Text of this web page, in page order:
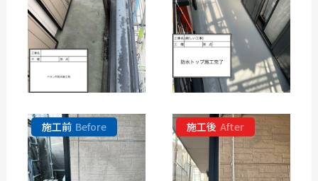
施工前 Before 施工後 After